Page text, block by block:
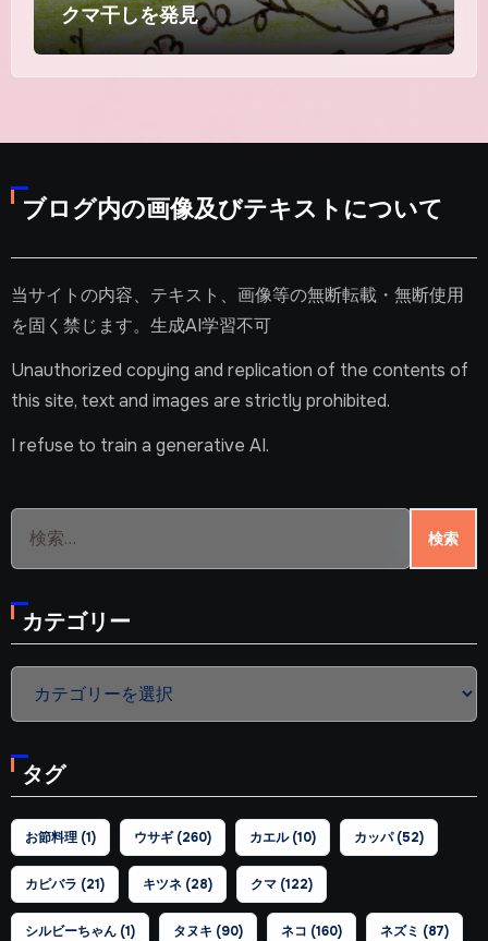
クマ干しを発見
ブログ内の画像及びテキストについて
当サイトの内容、テキスト、画像等の無断転載・無断使用
を固く禁じます。生成AI学習不可
Unauthorized copying and replication of the contents of
this site, text and images are strictly prohibited.
I refuse to train a generative AI.
検
カテゴリー
カ
リ
ー
タグ
お節料理(1) ウサギ(260) カエル(10) カッパ(52)
カピバラ (21) キツネ(28) クマ(122)
シルビーちゃん(1) タヌキ (90) ネコ (160) ネズミ (87)